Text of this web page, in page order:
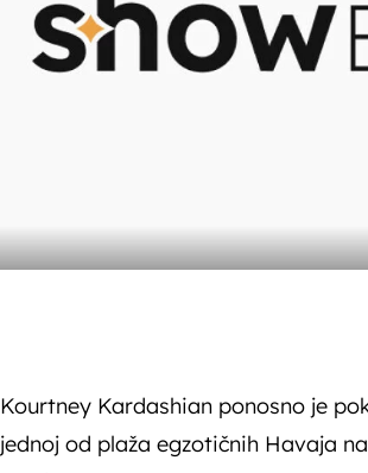
Kourtney Kardashian ponosno je
jednoj od plaža egzotičnih Havaja